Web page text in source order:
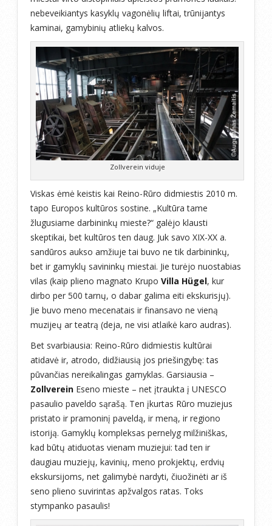
nebeveikiantys kasyklų vagonėlių liftai, trūnijantys
kaminai, gamybinių atliekų kalvos.
Zollverein viduje
Viskas ėmė keistis kai Reino-Rūro didmiestis 2010 m.
tapo Europos kultūros sostine. „Kultūra tame
žlugusiame darbininkų mieste?“ galėjo klausti
skeptikai, bet kultūros ten daug. Juk savo XIX-XX a.
sandūros aukso amžiuje tai buvo ne tik darbininkų,
bet ir gamyklų savininkų miestai. Jie turėjo nuostabias
vilas (kaip plieno magnato Krupo Villa Hügel, kur
dirbo per 500 tarnų, o dabar galima eiti ekskurisjų).
Jie buvo meno mecenatais ir finansavo ne vieną
muzijeų ar teatrą (deja, ne visi atlaikė karo audras).
Bet svarbiausia: Reino-Rūro didmiestis kultūrai
atidavė ir, atrodo, didžiausią jos priešingybę: tas
pūvančias nereikalingas gamyklas. Garsiausia –
Zollverein Eseno mieste – net įtraukta į UNESCO
pasaulio paveldo sąrašą. Ten įkurtas Rūro muziejus
pristato ir pramoninį paveldą, ir meną, ir regiono
istoriją. Gamyklų kompleksas pernelyg milžiniškas,
kad būtų atiduotas vienam muziejui: tad ten ir
daugiau muziejų, kavinių, meno prokjektų, erdvių
ekskursijoms, net galimybė nardyti, čiuožinėti ar iš
seno plieno suvirintas apžvalgos ratas. Toks
stympanko pasaulis!